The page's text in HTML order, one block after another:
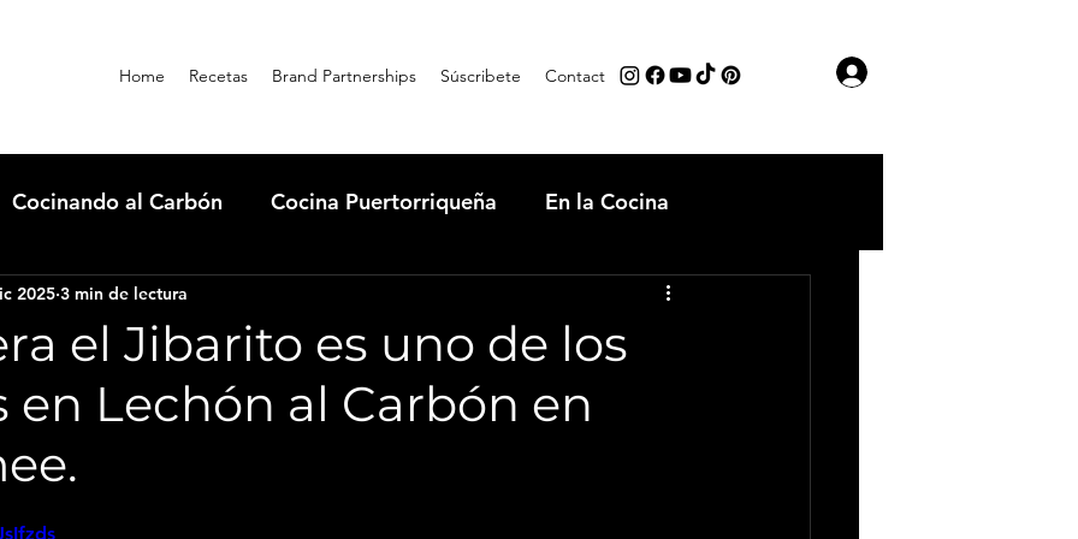
Home Recetas Brand Partnerships Súscribete Contact
Cocinando al Carbón Cocina Puertorriqueña En la Cocina
Masterbuilt Comida tipica
Dónde comer en Guatapé Cooking con Omi
el Jibarito es uno de los
en Lechón al Carbón en
2025 3 min de lectura